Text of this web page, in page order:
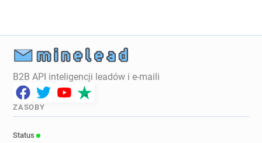
B2B API inteligencji leadów i e-maili
ZASOBY
Status